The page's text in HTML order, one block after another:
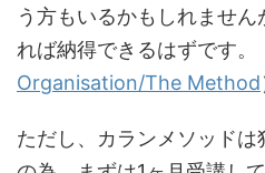
う方もいるかもしれませ
れば納得できるはずです。
Organisation/The Method
ただし、カランメソッド